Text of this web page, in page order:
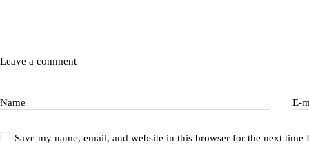
Empower
Leave a comment
Name E-
Save my name, email, and website in this browser for the next time